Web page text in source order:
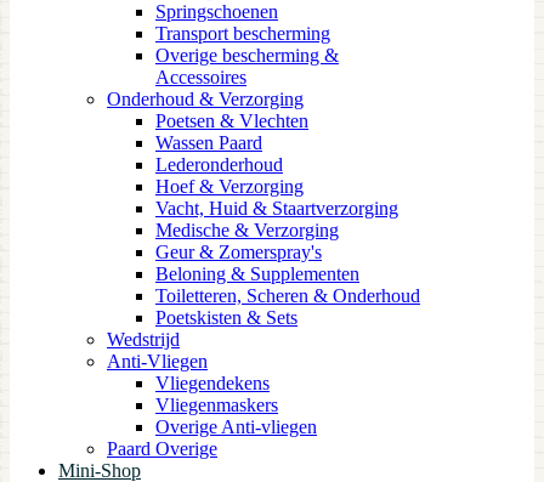
Springschoenen
Transport bescherming
Overige bescherming &
Accessoires
Onderhoud & Verzorging
Poetsen & Vlechten
Wassen Paard
Lederonderhoud
Hoef & Verzorging
Vacht, Huid & Staartverzorging
Medische & Verzorging
Geur & Zomerspray's
Beloning & Supplementen
Toiletteren, Scheren & Onderhoud
Poetskisten & Sets
Wedstrijd
Anti-Vliegen
Vliegendekens
Vliegenmaskers
Overige Anti-vliegen
Paard Overige
Mini-Shop